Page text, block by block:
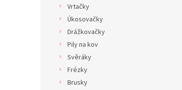
Vrtačky
Úkosovačky
Drážkovačky
Pily na kov
Svěráky
Frézky
Brusky